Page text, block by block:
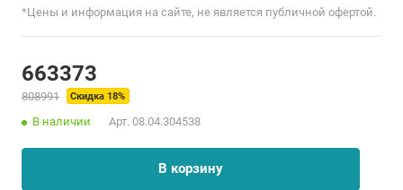
*Цены и информация на сайте, не является публичной офертой.
663373
808991 Скидка 18%
В наличии Арт. 08.04.304538
В корзину